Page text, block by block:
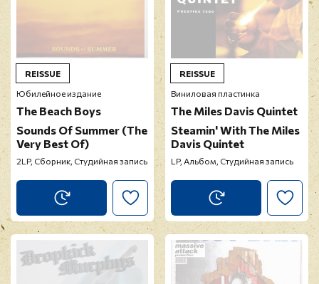
REISSUE
Юбилейное издание
The Beach Boys
Sounds Of Summer (The
Very Best Of)
2LP, Сборник, Студийная запись
REISSUE
Виниловая пластинка
The Miles Davis Quintet
Steamin' With The Miles
Davis Quintet
LP, Альбом, Студийная запись